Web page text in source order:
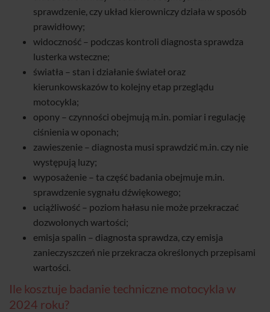
sprawdzenie, czy układ kierowniczy działa w sposób
prawidłowy;
widoczność – podczas kontroli diagnosta sprawdza
lusterka wsteczne;
światła – stan i działanie świateł oraz
kierunkowskazów to kolejny etap przeglądu
motocykla;
opony – czynności obejmują m.in. pomiar i regulację
ciśnienia w oponach;
zawieszenie – diagnosta musi sprawdzić m.in. czy nie
występują luzy;
wyposażenie – ta część badania obejmuje m.in.
sprawdzenie sygnału dźwiękowego;
uciążliwość – poziom hałasu nie może przekraczać
dozwolonych wartości;
emisja spalin – diagnosta sprawdza, czy emisja
zanieczyszczeń nie przekracza określonych przepisami
wartości.
Ile kosztuje badanie techniczne motocykla w
2024 roku?